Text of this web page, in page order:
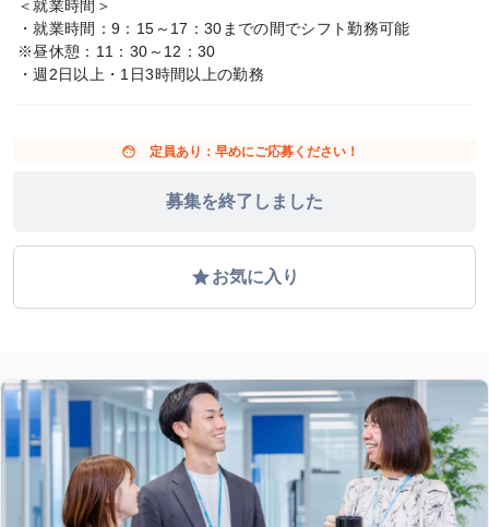
＜就業時間＞
・就業時間：9：15～17：30までの間でシフト勤務可能
※昼休憩：11：30～12：30
・週2日以上・1日3時間以上の勤務
face 定員あり：早めにご応募ください！
募集を終了しました
gradeお気に入り